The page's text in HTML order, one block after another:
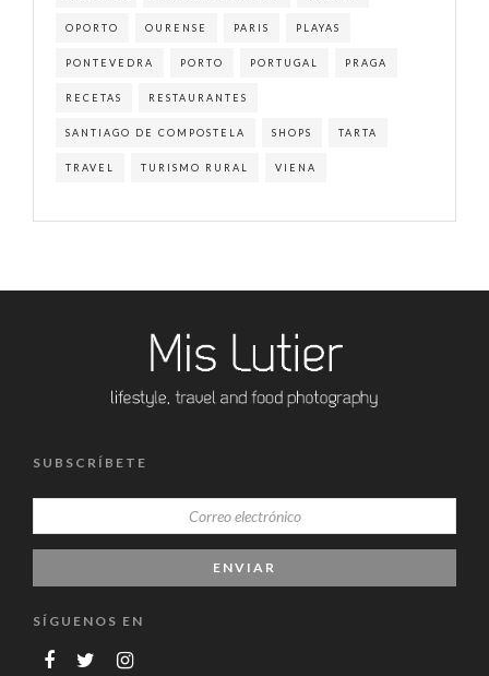
OPORTO OURENSE PARIS PLAYAS
PONTEVEDRA PORTO PORTUGAL PRAGA
RECETAS RESTAURANTES
SANTIAGO DE COMPOSTELA SHOPS TARTA
TRAVEL TURISMO RURAL VIENA
SUBSCRÍBETE
SÍGUENOS EN